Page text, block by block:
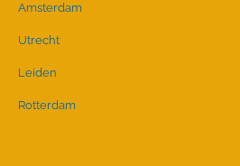
Amsterdam
Utrecht
Leiden
Rotterdam